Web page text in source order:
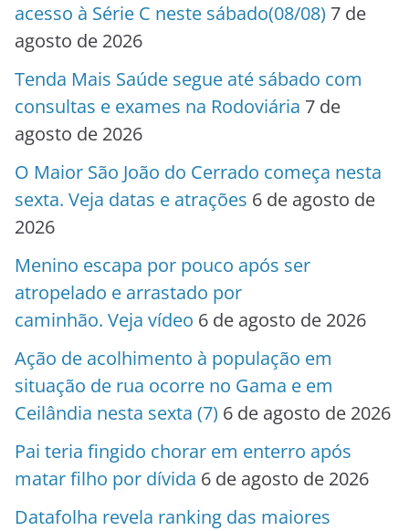
acesso à Série C neste sábado(08/08) 7 de
agosto de 2026
Tenda Mais Saúde segue até sábado com
consultas e exames na Rodoviária 7 de
agosto de 2026
O Maior São João do Cerrado começa nesta
sexta. Veja datas e atrações 6 de agosto de
2026
Menino escapa por pouco após ser
atropelado e arrastado por
caminhão. Veja vídeo 6 de agosto de 2026
Ação de acolhimento à população em
situação de rua ocorre no Gama e em
Ceilândia nesta sexta (7) 6 de agosto de 2026
Pai teria fingido chorar em enterro após
matar filho por dívida 6 de agosto de 2026
Datafolha revela ranking das maiores